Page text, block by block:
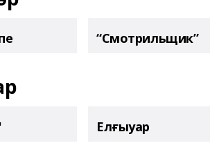
“Смотрильщик”
Елғыуар